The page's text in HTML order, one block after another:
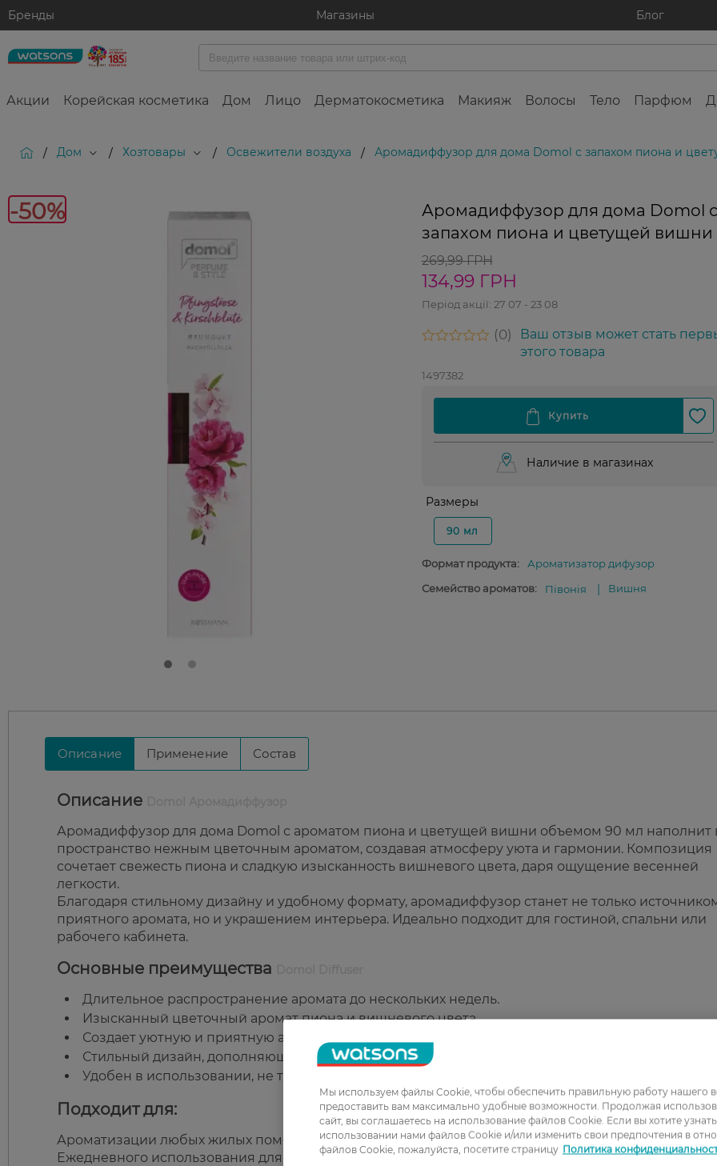
Бренды Магазины Блог
Акции Корейская косметика Дом Лицо Дерматокосметика Макияж Волосы Тело Парфюм
/ Дом / Хозтовары / Освежители воздуха / Аромадиффузор для дома Domol с запахом пиона и
-50%
Аромадиффузор для дома Domol с
запахом пиона и цветущей вишни
269,99 ГРН
134,99 ГРН
Період акції: 27 07 - 23 08
0
Ваш отзыв может стать
этого товара
1497382
Наличие в магазинах
Размеры
90 мл
Формат продукта:
Ароматизатор дифузор
Семейство ароматов:
Півонія Вишня
Описание Применение Состав
Описание
Аромадиффузор для дома Domol с ароматом пиона и цветущей вишни объемом 90 мл наполнит
пространство нежным цветочным ароматом, создавая атмосферу уюта и гармонии. Композиция
сочетает свежесть пиона и сладкую изысканность вишневого цвета, даря ощущение весенней
легкости.
Благодаря стильному дизайну и удобному формату, аромадиффузор станет не только
приятного аромата, но и украшением интерьера. Идеально подходит для гостиной, спальни или
рабочего кабинета.
Основные преимущества
Длительное распространение аромата до нескольких недель.
Изысканный цветочный аромат пиона и вишневого цвета.
Создает уютную и приятную атмосферу в доме.
Стильный дизайн, дополняющий интерьер.
Удобен в использовании, не требует электричества или огня.
Подходит для:
Ароматизации любых жилых помещений.
Ежедневного использования для создания приятной атмосферы.
Мы используем файлы Cookie, чтобы обеспечить правильную работу нашего
предоставить вам максимально удобные возможности. Продолжая
сайт, вы соглашаетесь на использование файлов Cookie. Если вы хотите
использовании нами файлов Cookie и/или изменить свои предпочтения в
файлов Cookie, пожалуйста, посетите страницу Политика